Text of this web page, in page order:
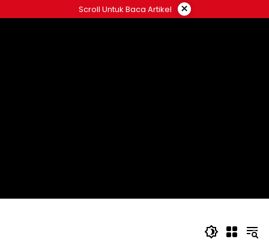
ke
Scroll Untuk Baca Artikel ×